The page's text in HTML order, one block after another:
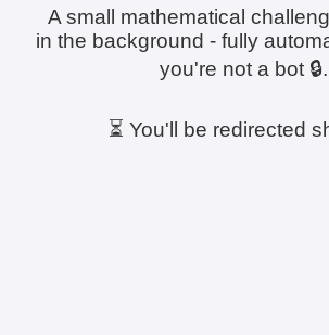
A small mathematical
in the background - fully
you're not a bot 🔒.
⏳ You'll be redirected